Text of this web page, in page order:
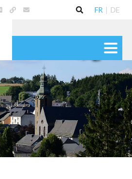
FR | DE